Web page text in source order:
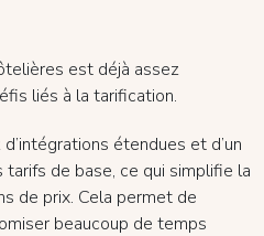
est déjà assez
liés à la tarification.
étendues et d’un
de base, ce qui simplifie la
de prix. Cela permet de
beaucoup de temps